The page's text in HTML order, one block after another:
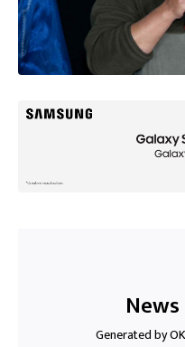
Generated by